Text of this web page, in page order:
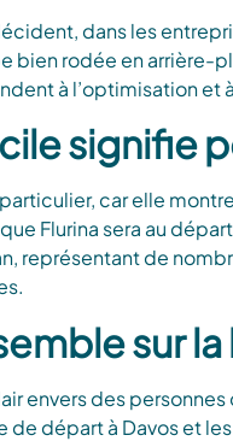
dans les
bien rodée en arrière-
à l’optimisation
signifie
car elle
Flurina sera au
représentant de
sur
envers des
départ à Davos et